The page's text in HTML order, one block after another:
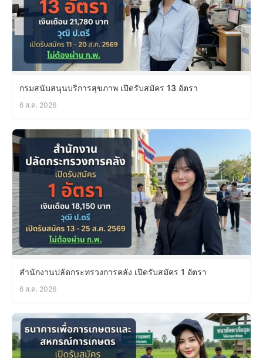
กรมสนับสนุนบริการสุขภาพ เปิดรับสมัคร 13 อัตรา
6 ส.ค. 2026
สำนักงานปลัดกระทรวงการคลัง เปิดรับสมัคร 1 อัตรา
6 ส.ค. 2026